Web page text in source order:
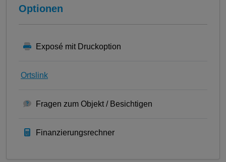
Optionen
Exposé mit Druckoption
Ortslink
Fragen zum Objekt / Besichtigen
Finanzierungsrechner